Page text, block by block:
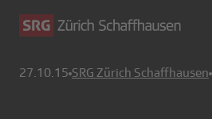
27.10.15 SRG Zürich Schaffhausen